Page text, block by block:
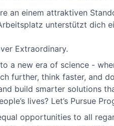
an einem attraktiven
unterstützt dich
Extraordinary.
a new era of science -
further, think faster, and
build smarter solutions
lives? Let’s Pursue
opportunities to all